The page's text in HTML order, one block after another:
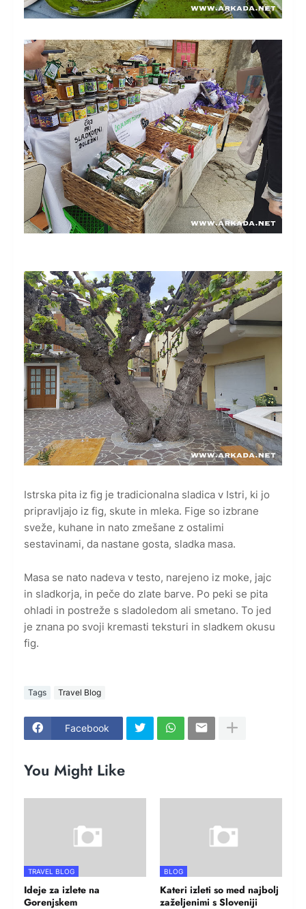
Istrska pita iz fig je tradicionalna sladica v Istri, ki jo
pripravljajo iz fig, skute in mleka. Fige so izbrane
sveže, kuhane in nato zmešane z ostalimi
sestavinami, da nastane gosta, sladka masa.
Masa se nato nadeva v testo, narejeno iz moke, jajc
in sladkorja, in peče do zlate barve. Po peki se pita
ohladi in postreže s sladoledom ali smetano. To jed
je znana po svoji kremasti teksturi in sladkem okusu
fig.
Tags Travel Blog
Facebook
You Might Like
TRAVEL BLOG
Ideje za izlete na
Gorenjskem
BLOG
Kateri izleti so med najbolj
zaželjenimi s Sloveniji